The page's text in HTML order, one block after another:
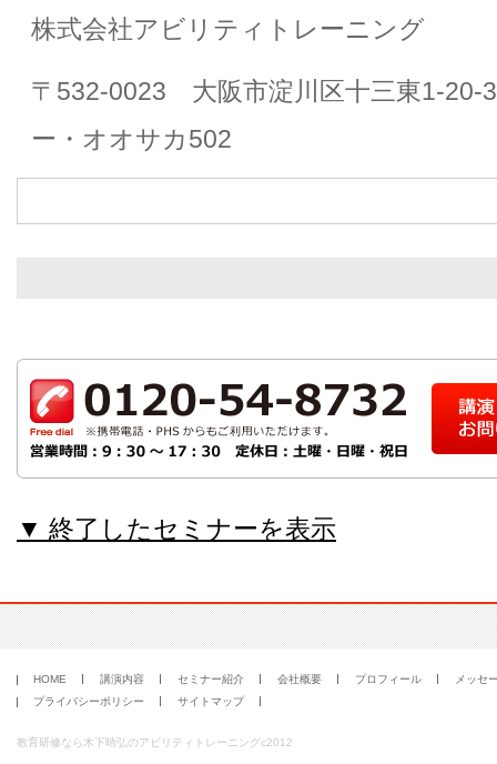
株式会社アビリティトレーニング
〒532-0023 大阪市淀川区十三東1-
ー・オオサカ502
▼ 終了したセミナーを表示
HOME 講演内容 セミナー紹介 会社概要 プロフィール
メッセ
プライバシーポリシー
サイトマップ
教育研修なら木下晴弘のアビリティトレーニングc2012